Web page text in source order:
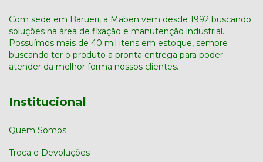
Com sede em Barueri, a Maben vem desde 1992 buscando
soluções na área de fixação e manutenção industrial.
Possuímos mais de 40 mil itens em estoque, sempre
buscando ter o produto a pronta entrega para poder
atender da melhor forma nossos clientes.
Institucional
Quem Somos
Troca e Devoluções